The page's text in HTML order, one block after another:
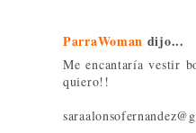
ParraWoman dijo...
Me encantaría vestir
quiero!!